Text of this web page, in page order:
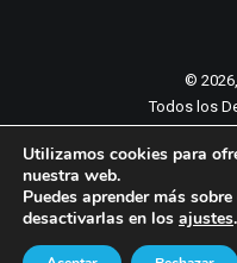
©
Todos los
Utilizamos cookies para
nuestra web.
Puedes aprender más
desactivarlas en los ajustes.